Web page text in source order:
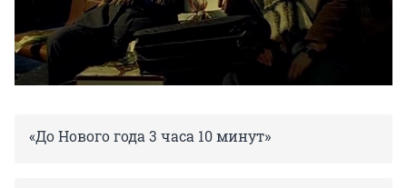
«До Нового года 3 часа 10 минут»